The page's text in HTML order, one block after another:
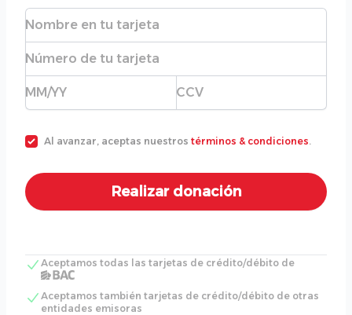
Nombre completo
Número de tarjeta
Fecha de expiración CVC
Al avanzar, aceptas nuestros términos & condiciones.
Aceptamos todas las tarjetas de crédito/débito de
Aceptamos también tarjetas de crédito/débito de otras
entidades emisoras